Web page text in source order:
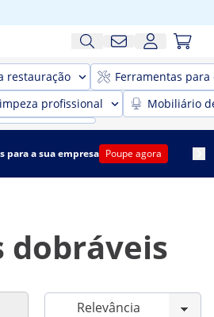
restauração
Ferramentas para
profissional
Mobiliário
para a sua empresa Poupe agora
dobráveis